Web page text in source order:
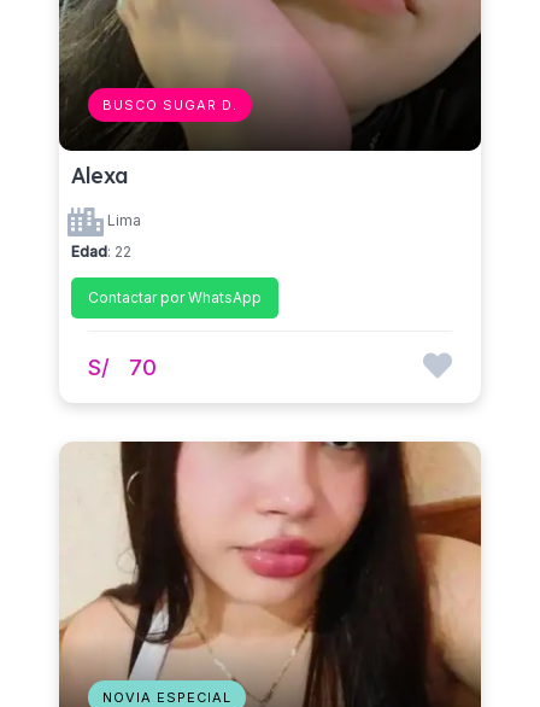
BUSCO SUGAR D.
Alexa
Lima
Edad: 22
Contactar por WhatsApp
S/ 70
NOVIA ESPECIAL